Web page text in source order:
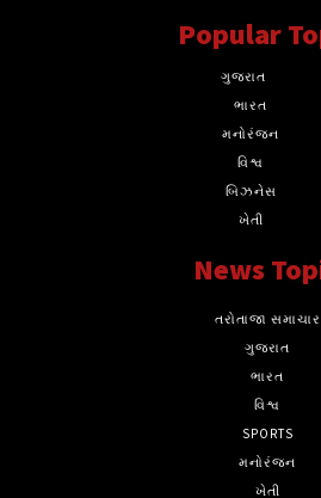
Popular
ગુજરાત
ભારત
મનોરંજન
વિશ્વ
બિઝનેસ
ખેતી
News
તરોતાજા સમાચાર
ગુજરાત
ભારત
વિશ્વ
SPORTS
મનોરંજન
ખેતી